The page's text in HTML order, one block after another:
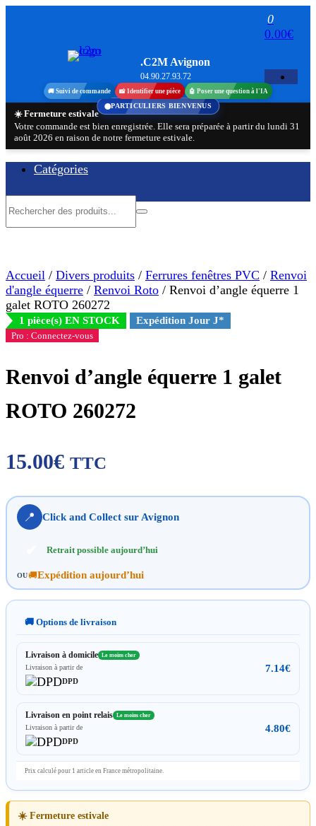
.C2M Avignon
04.90.27.93.72
0
0.00€
🚚 Suivi de commande 📸 Identifier une pièce 🤖 Poser une question à l'IA
☀️ Fermeture estivale
Votre commande est bien enregistrée. Elle sera préparée à partir du lundi 31
août 2026 en raison de notre fermeture estivale.
Catégories
Accueil / Divers produits / Ferrures fenêtres PVC / Renvoi
d'angle équerre / Renvoi Roto / Renvoi d’angle équerre 1
galet ROTO 260272
1 pièce(s) EN STOCK Expédition Jour J*
Pro : Connectez-vous
Renvoi d’angle équerre 1 galet
ROTO 260272
15.00€ TTC
📍 Click and Collect sur Avignon
Retrait possible aujourd’hui
OU🚚Expédition aujourd’hui
🚚 Options de livraison
Livraison à domicile Le moins cher
Livraison à partir de
DPD
7.14€
Livraison en point relais Le moins cher
Livraison à partir de
DPD
4.80€
Prix calculé pour 1 article en France métropolitaine.
☀️ Fermeture estivale
PARTICULIERS BIENVENUS